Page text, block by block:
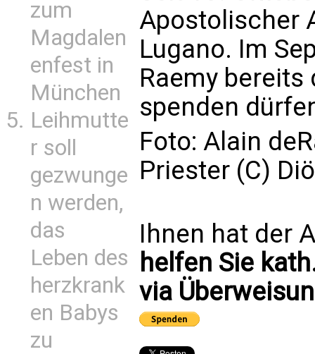
zum
Magdalen
enfest in
München
Leihmutte
r soll
gezwunge
n werden,
das
Leben des
herzkrank
en Babys
zu
Apostolischer
Lugano. Im
Raemy
spenden
Foto: Alain
Priester (C)
Ihnen hat der
helfen Sie
via